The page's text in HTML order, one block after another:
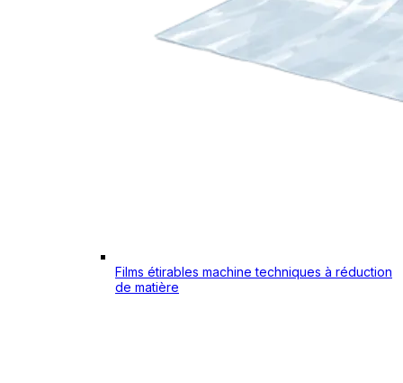
Films étirables machine techniques à réduction
de matière